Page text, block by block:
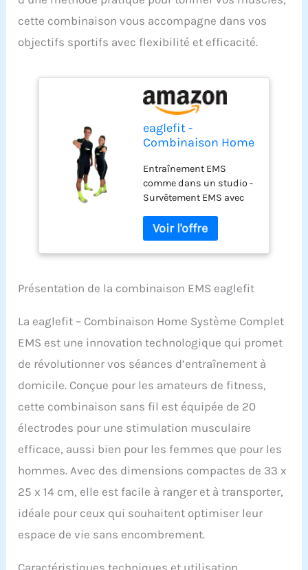
cette combinaison vous accompagne dans vos
objectifs sportifs avec flexibilité et efficacité.
eaglefit -
Combinaison Home
EMS avec 20
électrodes (sans Fil)
Entraînement EMS
Stimulation
Musculaire pour la
Maison Ainsi Que
pour Le Studio -
Femmes et
Entraînement EMS
comme dans un studio -
Survêtement EMS avec
entraînement comme
dans un studio
professionnel. Que ce
ou les athlètes
professionnels, avec ce
créer des stimuli
musculaires ciblés et
efficaces, et cela à la
maison Sans câble - La
combinaison sèche sans
fil EMS, développée et
améliorée pendant des
années et
continuellement
améliorée, permet une
liberté de mouvement
totale et épouse le corps
comme une seconde
peau, sans être gêné par
les câbles gênants
Présentation de la combinaison EMS eaglefit
La eaglefit – Combinaison Home Système Complet
EMS est une innovation technologique qui promet
de révolutionner vos séances d’entraînement à
domicile. Conçue pour les amateurs de fitness,
cette combinaison sans fil est équipée de 20
électrodes pour une stimulation musculaire
efficace, aussi bien pour les femmes que pour les
hommes. Avec des dimensions compactes de 33 x
25 x 14 cm, elle est facile à ranger et à transporter,
idéale pour ceux qui souhaitent optimiser leur
espace de vie sans encombrement.
Caractéristiques techniques et utilisation